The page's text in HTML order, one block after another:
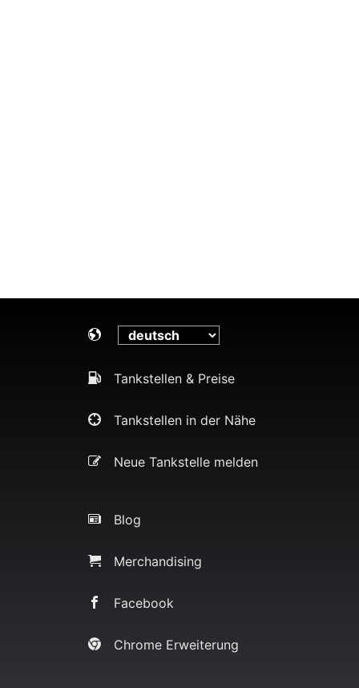
Tankstellen & Preise
Tankstellen in der Nähe
Neue Tankstelle melden
Blog
Merchandising
Facebook
Chrome Erweiterung